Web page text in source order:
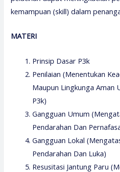
kemampuan (skill) dalam
MATERI
Prinsip Dasar P3k
Penilaian (Menentukan
Maupun Lingkunga Aman
P3k)
Gangguan Umum
Pendarahan Dan
Gangguan Lokal
Pendarahan Dan Luka)
Resusitasi Jantung Paru